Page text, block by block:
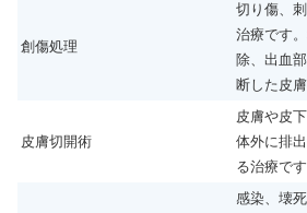
創傷処理
切り傷、
治療です
除、出血
断した皮
皮膚切開術
皮膚や皮
体外に排
る治療です
感染、壊